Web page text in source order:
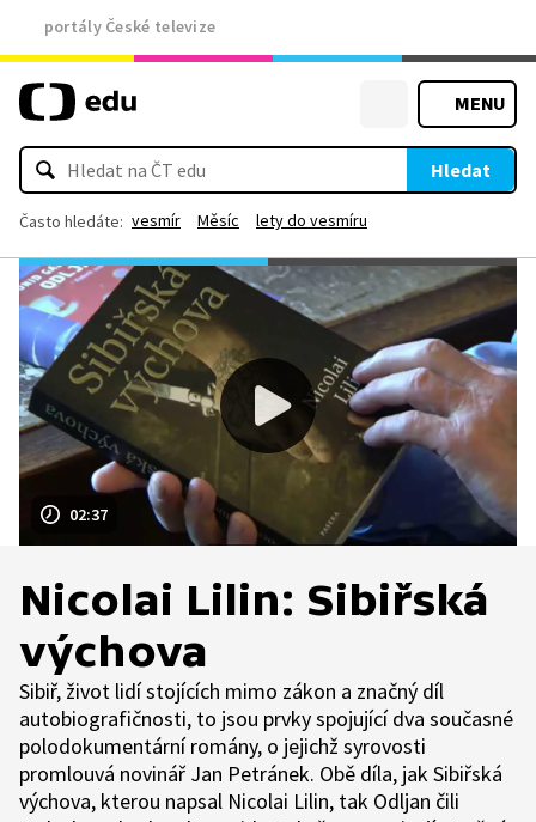
portály České televize
MENU
Hledat
Často hledáte: vesmír Měsíc lety do vesmíru
02:37
Nicolai Lilin: Sibiřská
výchova
Sibiř, život lidí stojících mimo zákon a značný díl
autobiografičnosti, to jsou prvky spojující dva současné
polodokumentární romány, o jejichž syrovosti
promlouvá novinář Jan Petránek. Obě díla, jak Sibiřská
výchova, kterou napsal Nicolai Lilin, tak Odljan čili